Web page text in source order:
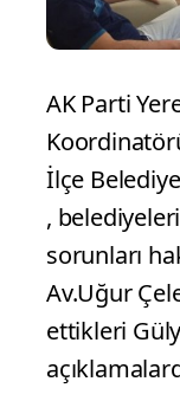
AK Parti
İlçe
,
sorunları
Av.Uğur
ettikleri